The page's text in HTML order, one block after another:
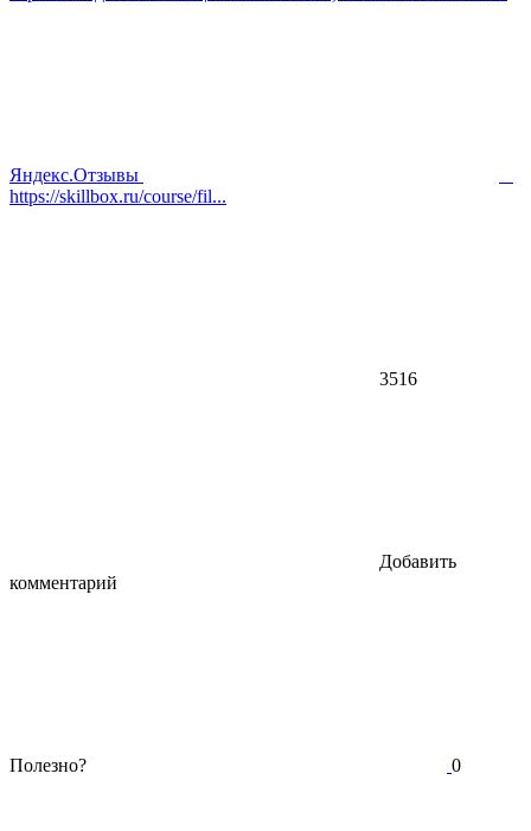
Яндекс.Отзывы
https://skillbox.ru/course/fil...
3516
Добавить
комментарий
Полезно? 0